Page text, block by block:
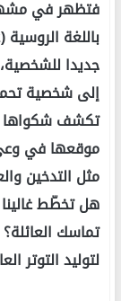
فتظهر في
جديدا
إلى شخصية
تكشف شكواها
موقعها في
مثل التدخين
هل تخطّط
تماسك
لتوليد التوتر